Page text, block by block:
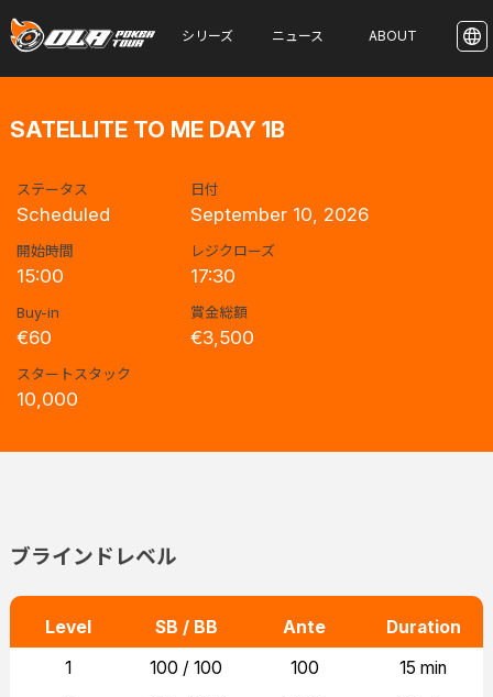
シリーズ ニュース ABOUT
SATELLITE TO ME DAY 1B
ステータス
Scheduled
日付
September 10, 2026
開始時間
15:00
レジクローズ
17:30
Buy-in
€60
賞金総額
€3,500
スタートスタック
10,000
ブラインドレベル
Level SB / BB Ante
Duration
1
100 / 100 100
15 min